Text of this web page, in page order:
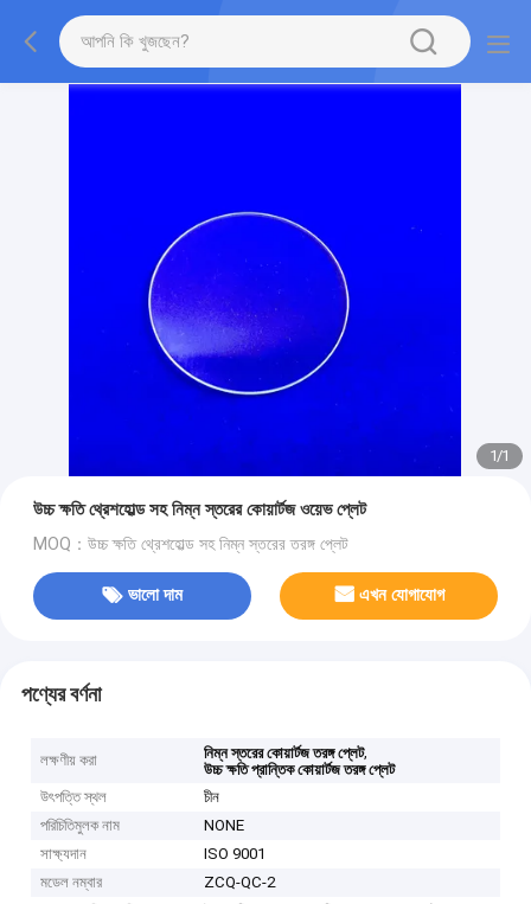
1/1
উচ্চ ক্ষতি থ্রেশহোল্ড সহ নিম্ন স্তরের কোয়ার্টজ ওয়েভ প্লেট
MOQ：উচ্চ ক্ষতি থ্রেশহোল্ড সহ নিম্ন স্তরের তরঙ্গ প্লেট
ভালো দাম এখন যোগাযোগ
পণ্যের বর্ণনা
লক্ষণীয় করা নিম্ন স্তরের কোয়ার্টজ তরঙ্গ প্লেট,
উচ্চ ক্ষতি প্রান্তিক কোয়ার্টজ তরঙ্গ প্লেট
উৎপত্তি স্থল
চীন
পরিচিতিমুলক নাম
NONE
সাক্ষ্যদান
ISO 9001
মডেল নম্বার
ZCQ-QC-2